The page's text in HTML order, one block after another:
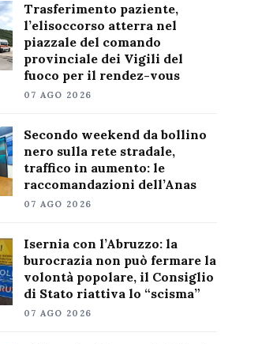
Trasferimento paziente,
l’elisoccorso atterra nel
piazzale del comando
provinciale dei Vigili del
fuoco per il rendez-vous
07 AGO 2026
Secondo weekend da bollino
nero sulla rete stradale,
traffico in aumento: le
raccomandazioni dell’Anas
07 AGO 2026
Isernia con l’Abruzzo: la
burocrazia non può fermare la
volontà popolare, il Consiglio
di Stato riattiva lo “scisma”
07 AGO 2026